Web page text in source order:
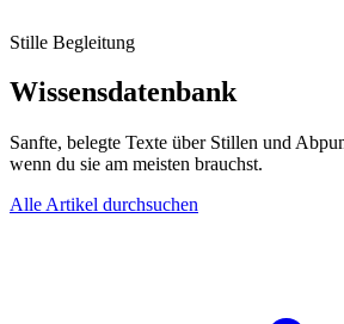
Stille Begleitung
Wissensdatenbank
Sanfte, belegte Texte über Stillen und
wenn du sie am meisten brauchst.
Alle Artikel durchsuchen